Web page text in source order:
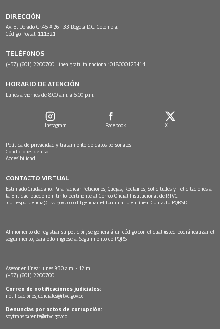
DIRECCIÓN
Av. El Dorado Cr.45 # 26 - 33 Bogotá D.C. Colombia.
Código Postal: 111321
TELÉFONOS
(+57) (601) 2200700. Línea gratuita nacional: 018000123414
HORARIO DE ATENCIÓN
Lunes a viernes de 8:00 a.m. a 5:00 p.m.
Instagram Facebook X
Política de privacidad y tratamiento de datos personales
Condiciones de uso
Accesibilidad
CONTACTO VIRTUAL
Estimado Ciudadano: Para radicar Peticiones, Quejas, Reclamos, Solicitudes y Felicitaciones a
la Entidad puede remitir lo pertinente al Correo Oficial Institucional de RTVC
correspondencia@rtvc.gov.co o diligenciar el formulario en línea: Contacto PQRSD.
Al momento de registrar su petición, se generará un código con el cual usted podrá realizar el
seguimiento, para ello, ingrese a: Seguimiento de PQRS
Asesor en línea: lunes 9:30 a.m. - 12 m
(+57) (601) 2200700
Correo de notificaciones judiciales:
notificacionesjudiciales@rtvc.gov.co
Denuncias por actos de corrupción:
soytransparente@rtvc.gov.co